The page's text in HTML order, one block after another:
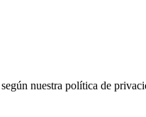
nuestra política de